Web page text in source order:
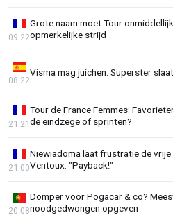
Grote naam moet Tour
opmerkelijke strijd
09:22
Visma mag juichen: Superster
08:22
Tour de France Femmes:
de eindzege of sprinten?
21:21
Niewiadoma laat frustratie de
Ventoux: "Payback!"
21:00
Domper voor Pogacar & co?
noodgedwongen opgeven
20:08